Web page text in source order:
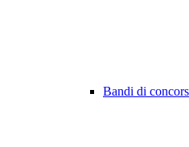
Bandi di